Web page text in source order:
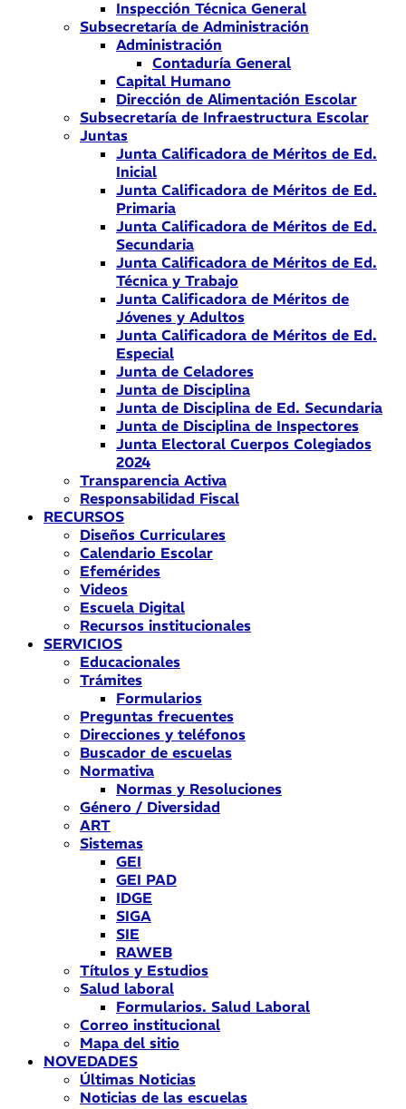
Inspección Técnica General
Subsecretaría de Administración
Administración
Contaduría General
Capital Humano
Dirección de Alimentación Escolar
Subsecretaría de Infraestructura Escolar
Juntas
Junta Calificadora de Méritos de Ed.
Inicial
Junta Calificadora de Méritos de Ed.
Primaria
Junta Calificadora de Méritos de Ed.
Secundaria
Junta Calificadora de Méritos de Ed.
Técnica y Trabajo
Junta Calificadora de Méritos de
Jóvenes y Adultos
Junta Calificadora de Méritos de Ed.
Especial
Junta de Celadores
Junta de Disciplina
Junta de Disciplina de Ed. Secundaria
Junta de Disciplina de Inspectores
Junta Electoral Cuerpos Colegiados
2024
Transparencia Activa
Responsabilidad Fiscal
RECURSOS
Diseños Curriculares
Calendario Escolar
Efemérides
Videos
Escuela Digital
Recursos institucionales
SERVICIOS
Educacionales
Trámites
Formularios
Preguntas frecuentes
Direcciones y teléfonos
Buscador de escuelas
Normativa
Normas y Resoluciones
Género / Diversidad
ART
Sistemas
GEI
GEI PAD
IDGE
SIGA
SIE
RAWEB
Títulos y Estudios
Salud laboral
Formularios. Salud Laboral
Correo institucional
Mapa del sitio
NOVEDADES
Últimas Noticias
Noticias de las escuelas